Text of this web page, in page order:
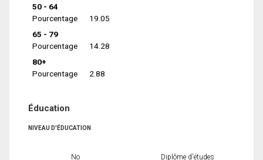
50 - 64
Pourcentage
19.05
65 - 79
Pourcentage
14.28
80+
Pourcentage
2.88
Éducation
NIVEAU D'ÉDUCATION
No
Diplôme d'études